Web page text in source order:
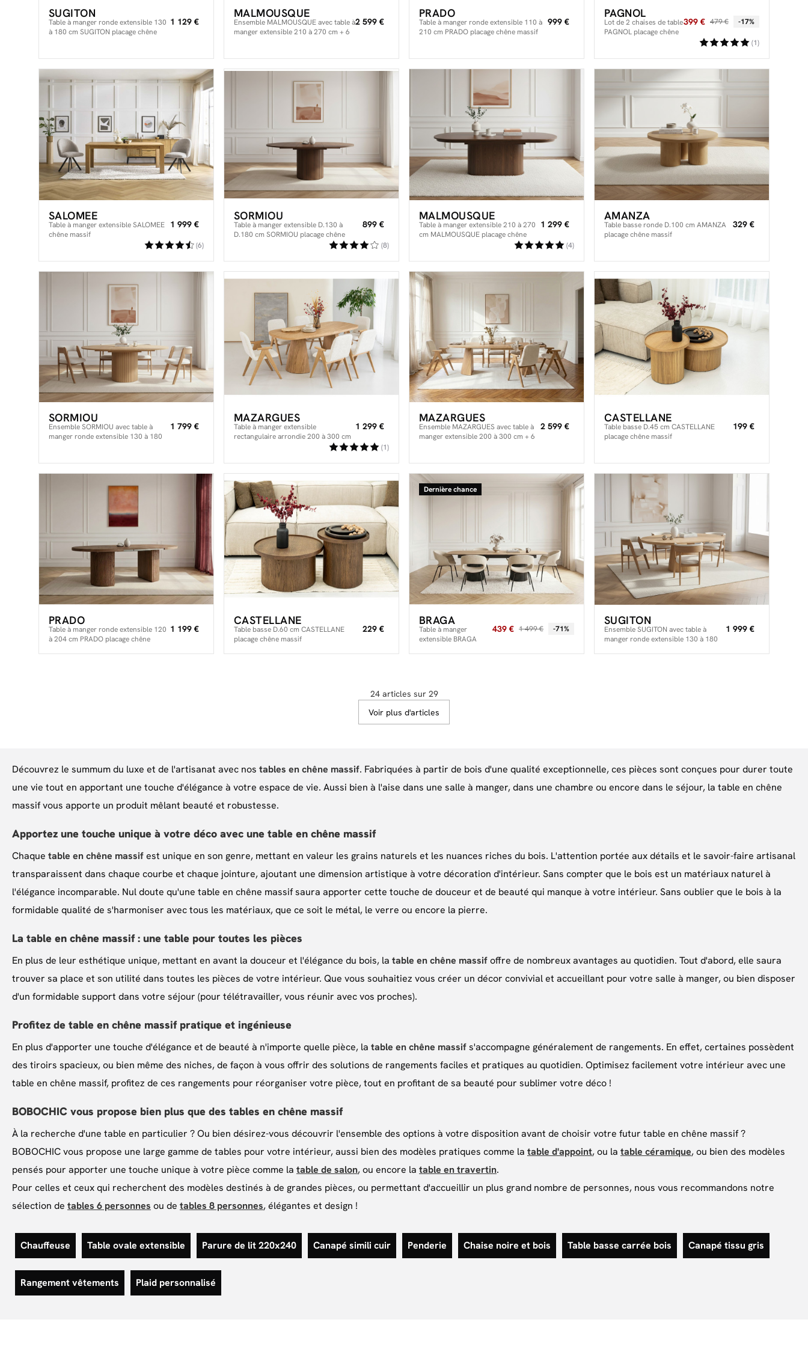
SUGITON
Table à manger ronde extensible 130
à 180 cm SUGITON placage chêne
1 129 €
MALMOUSQUE
Ensemble MALMOUSQUE avec table à
manger extensible 210 à 270 cm + 6
2 599 €
PRADO
Table à manger ronde extensible 110 à
210 cm PRADO placage chêne massif
999 €
PAGNOL
Lot de 2 chaises de table
PAGNOL placage chêne
399 € 479 € -17%
(1)
SALOMEE
Table à manger extensible SALOMEE
chêne massif
1 999 €
(6)
SORMIOU
Table à manger extensible D.130 à
D.180 cm SORMIOU placage chêne
899 €
(8)
MALMOUSQUE
Table à manger extensible 210 à 270
cm MALMOUSQUE placage chêne
1 299 €
(4)
AMANZA
Table basse ronde D.100 cm AMANZA
placage chêne massif
329 €
SORMIOU
Ensemble SORMIOU avec table à
manger ronde extensible 130 à 180
1 799 €
MAZARGUES
Table à manger extensible
rectangulaire arrondie 200 à 300 cm
MAZARGUES placage chêne massif
1 299 €
(1)
MAZARGUES
Ensemble MAZARGUES avec table à
manger extensible 200 à 300 cm + 6
2 599 €
CASTELLANE
Table basse D.45 cm CASTELLANE
placage chêne massif
199 €
PRADO
Table à manger ronde extensible 120
à 204 cm PRADO placage chêne
1 199 €
CASTELLANE
Table basse D.60 cm CASTELLANE
placage chêne massif
229 €
Dernière chance
BRAGA
Table à manger
extensible BRAGA
439 € 1 499 € -71%
SUGITON
Ensemble SUGITON avec table à
manger ronde extensible 130 à 180
1 999 €
24 articles sur 29
Voir plus d'articles
Découvrez le summum du luxe et de l'artisanat avec nos tables en chêne massif. Fabriquées à partir de bois d'une qualité exceptionnelle, ces pièces sont conçues pour durer toute
une vie tout en apportant une touche d'élégance à votre espace de vie. Aussi bien à l'aise dans une salle à manger, dans une chambre ou encore dans le séjour, la table en chêne
massif vous apporte un produit mêlant beauté et robustesse.
Apportez une touche unique à votre déco avec une table en chêne massif
Chaque table en chêne massifest unique en son genre, mettant en valeur les grains naturels et les nuances riches du bois. L'attention portée aux détails et le savoir-faire artisanal
transparaissent dans chaque courbe et chaque jointure, ajoutant une dimension artistique à votre décoration d'intérieur. Sans compter que le bois est un matériaux naturel à
l'élégance incomparable. Nul doute qu'une table en chêne massif saura apporter cette touche de douceur et de beauté qui manque à votre intérieur. Sans oublier que le bois à la
formidable qualité de s'harmoniser avec tous les matériaux, que ce soit le métal, le verre ou encore la pierre.
La table en chêne massif : une table pour toutes les pièces
En plus de leur esthétique unique, mettant en avant la douceur et l'élégance du bois, la table en chêne massifoffre de nombreux avantages au quotidien. Tout d'abord, elle saura
trouver sa place et son utilité dans toutes les pièces de votre intérieur. Que vous souhaitiez vous créer un décor convivial et accueillant pour votre salle à manger, ou bien disposer
d'un formidable support dans votre séjour (pour télétravailler, vous réunir avec vos proches).
Profitez de table en chêne massif pratique et ingénieuse
En plus d'apporter une touche d'élégance et de beauté à n'importe quelle pièce, la table en chêne massifs'accompagne généralement de rangements. En effet, certaines possèdent
des tiroirs spacieux, ou bien même des niches, de façon à vous offrir des solutions de rangements faciles et pratiques au quotidien. Optimisez facilement votre intérieur avec une
table en chêne massif, profitez de ces rangements pour réorganiser votre pièce, tout en profitant de sa beauté pour sublimer votre déco !
BOBOCHIC vous propose bien plus que des tables en chêne massif
À la recherche d'une table en particulier ? Ou bien désirez-vous découvrir l'ensemble des options à votre disposition avant de choisir votre futur table en chêne massif ?
BOBOCHIC vous propose une large gamme de tables pour votre intérieur, aussi bien des modèles pratiques comme la table d'appoint, ou la table céramique, ou bien des modèles
pensés pour apporter une touche unique à votre pièce comme la table de salon, ou encore la table en travertin.
Pour celles et ceux qui recherchent des modèles destinés à de grandes pièces, ou permettant d'accueillir un plus grand nombre de personnes, nous vous recommandons notre
sélection de tables 6 personnes ou de tables 8 personnes, élégantes et design !
Chauffeuse Table ovale extensible Parure de lit 220x240 Canapé simili cuir Penderie Chaise noire et bois Table basse carrée bois Canapé tissu gris
Rangement vêtements Plaid personnalisé